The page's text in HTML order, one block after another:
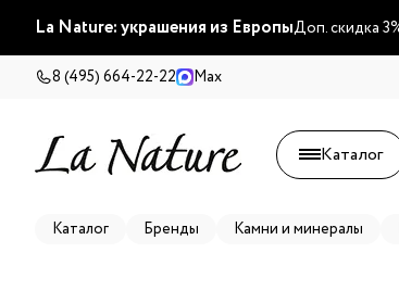
La Nature: украшения из ЕвропыДоп. скидка
8 (495) 664-22-22 Max
Каталог
Каталог Бренды Камни и минералы